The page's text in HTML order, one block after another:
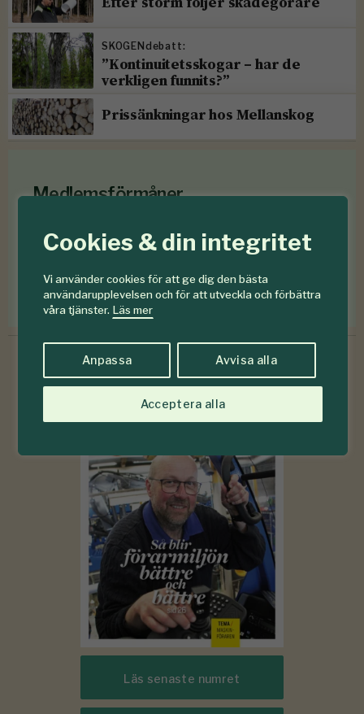
Cookies & din integritet
Vi använder cookies för att ge dig den bästa
användarupplevelsen och för att utveckla och förbättra
våra tjänster. Läs mer
Anpassa Avvisa alla
Acceptera alla
SKOGENdebatt:
”Kontinuitetsskogar – har de
verkligen funnits?”
Prissänkningar hos Mellanskog
Medlemsförmåner
Som medlem i Föreningen Skogen
får du en rad
medlemsförmånerför mindre än en krona om
Förmåner för dig som är medlem
2026
Läs senaste numret